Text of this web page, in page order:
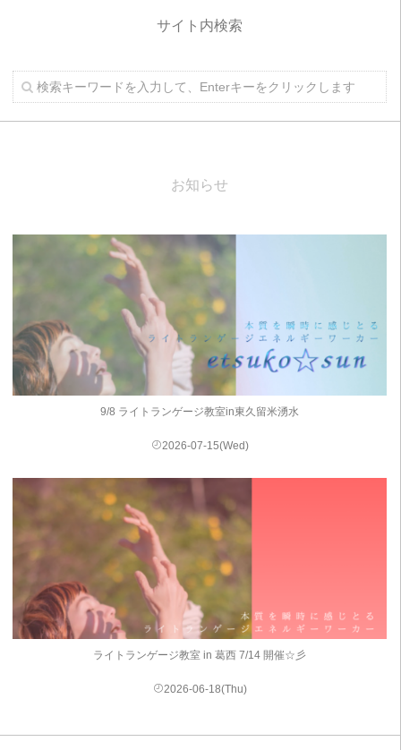
サイト内検索
お知らせ
9/8 ライトランゲージ教室in東久留米湧水
2026-07-15(Wed)
ライトランゲージ教室 in 葛西 7/14 開催☆彡
2026-06-18(Thu)